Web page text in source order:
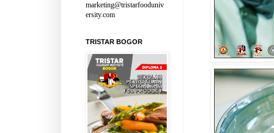
marketing@tristarfooduniv
ersity.com
TRISTAR BOGOR